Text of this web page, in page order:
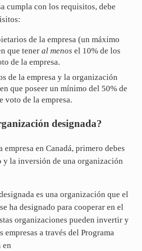
cumpla con los requisitos, debe
de la empresa (un máximo
que teneral menosel 10% de los
de la empresa.
de la empresa y la organización
que poseer un mínimo del 50% de
voto de la empresa.
designada?
empresa en Canadá, primero debes
y la inversión de una organización
es una organización que el
ha designado para cooperar en el
organizaciones pueden invertir y
empresas a través del Programa
en